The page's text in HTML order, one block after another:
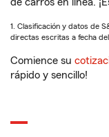
1. Clasificación y datos de
directas escritas a fecha del
Comience su
rápido y sencillo!